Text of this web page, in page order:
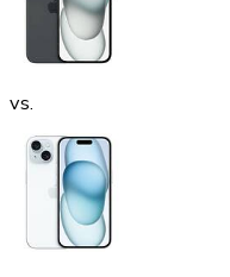
vs.